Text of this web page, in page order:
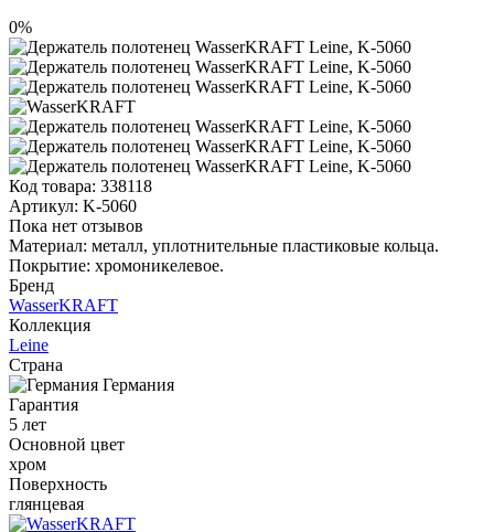
0%
Код товара: 338118
Артикул: K-5060
Пока нет отзывов
Материал: металл, уплотнительные пластиковые кольца.
Покрытие: хромоникелевое.
Бренд
WasserKRAFT
Коллекция
Leine
Страна
Германия
Гарантия
5 лет
Основной цвет
хром
Поверхность
глянцевая